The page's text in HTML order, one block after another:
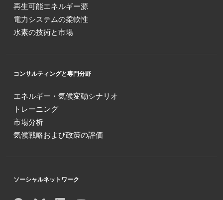
再生可能エネルギー源
電力システムの柔軟性
水素の技術と市場
コンサルティングと専門分野
エネルギー・気候変動シナリオ
トレーニング
市場分析
気候戦略および政策の評価
ソーシャルネットワーク